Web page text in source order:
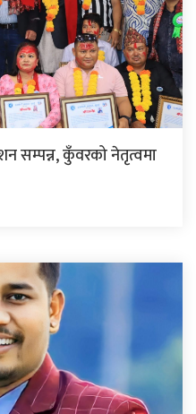
सम्पन्न, कुँवरको नेतृत्वमा